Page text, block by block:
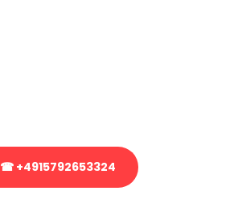
☎ +4915792653324